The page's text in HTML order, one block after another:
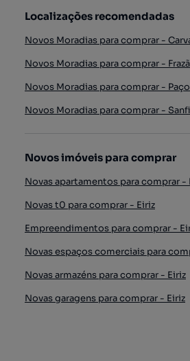
Localizações recomendadas
Novos Moradias para comprar -
Novos Moradias para comprar -
Novos Moradias para comprar -
Novos Moradias para comprar -
Novos imóveis para comprar
Novas apartamentos para comprar -
Novas t0 para comprar - Eiriz
Empreendimentos para comprar -
Novas espaços comerciais para
Novas armazéns para comprar - Eiriz
Novas garagens para comprar - Eiriz